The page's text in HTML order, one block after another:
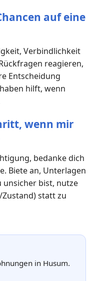
auf eine
Verbindlichkeit
reagieren,
Entscheidung
hilft, wenn
wenn mir
bedanke dich
Biete an, Unterlagen
unsicher bist, nutze
statt zu
in Husum.